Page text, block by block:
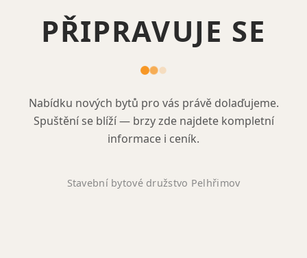
PŘIPRAVUJE SE
Nabídku nových bytů pro vás právě dolaďujeme.
Spuštění se blíží — brzy zde najdete kompletní
informace i ceník.
Stavební bytové družstvo Pelhřimov